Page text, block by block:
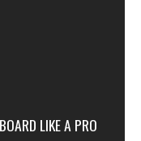
LIKE A PRO